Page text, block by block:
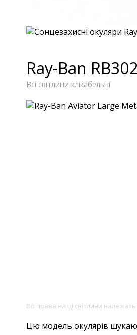
Ray-Ban
Всі світлини клікабельні
Всі права на ці світлини
Цю модель окулярів